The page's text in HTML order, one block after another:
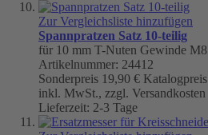
Zur Vergleichsliste hinzufügen
Spannpratzen Satz 10-teilig
für 10 mm T-Nuten Gewinde M8
Artikelnummer: 24412
Sonderpreis 19,90 € Katalogpreis
inkl. MwSt., zzgl. Versandkosten
Lieferzeit: 2-3 Tage